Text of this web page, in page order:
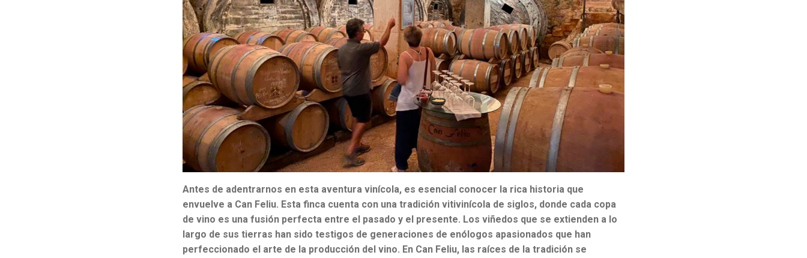
Antes de adentrarnos en esta aventura vinícola, es esencial conocer la rica historia que
envuelve a Can Feliu. Esta finca cuenta con una tradición vitivinícola de siglos, donde cada copa
de vino es una fusión perfecta entre el pasado y el presente. Los viñedos que se extienden a lo
largo de sus tierras han sido testigos de generaciones de enólogos apasionados que han
perfeccionado el arte de la producción del vino. En Can Feliu, las raíces de la tradición se